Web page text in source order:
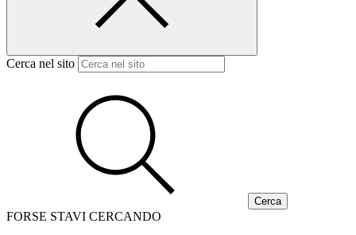
Cerca nel sito
FORSE STAVI CERCANDO